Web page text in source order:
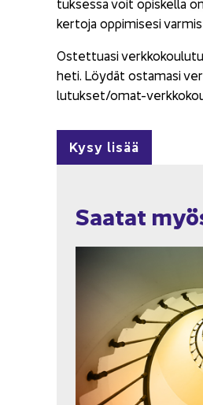
ker­to­ja op­pi­mi­se­si
Os­tet­tua­si
heti. Löy­dät os­ta­ma­si
lu­tuk­set/omat-​
Kysy lisää
Saa­tat